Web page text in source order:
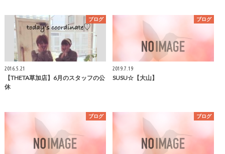
ブログ
2016.5.21
【THETA草加店】6月のスタッフの公
休
ブログ
2019.7.19
SUSU☆【大山】
ブログ ブログ